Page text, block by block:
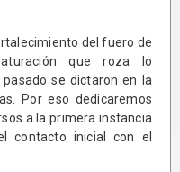
del fuero de
que roza lo
se dictaron en la
Por eso dedicaremos
a la primera instancia
contacto inicial con el